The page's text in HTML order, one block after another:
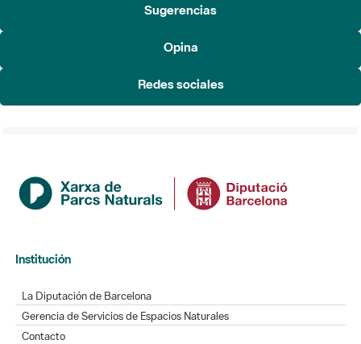
Sugerencias
Opina
Redes sociales
Institución
La Diputación de Barcelona
Gerencia de Servicios de Espacios Naturales
Contacto